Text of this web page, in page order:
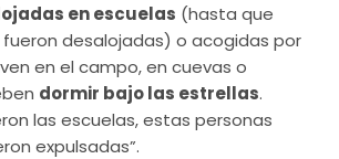
en escuelas (hasta que
desalojadas) o acogidas por
en el campo, en cuevas o
dormir bajo las estrellas.
las escuelas, estas personas
expulsadas”.